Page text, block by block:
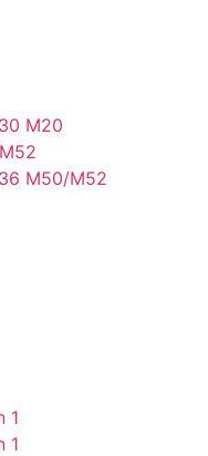
M20
M50/M52
1
1